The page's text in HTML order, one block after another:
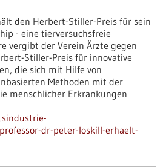
den Herbert-Stiller-Preis für sein
- eine tierversuchsfreie
vergibt der Verein Ärzte gegen
Stiller-Preis für innovative
die sich mit Hilfe von
Methoden mit der
menschlicher Erkrankungen
dr-peter-loskill-erhaelt-